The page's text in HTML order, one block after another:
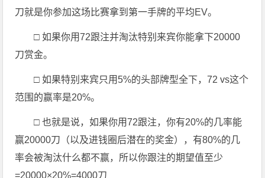
刀就是你参加这场比赛拿到第一手牌的平均EV。
□ 如果你用72跟注并淘汰特别来宾你能拿下20000
刀赏金。
□ 如果特别来宾只用5%的头部牌型全下，72 vs这个
范围的赢率是20%。
□ 也就是说，如果你用72跟注，你有20%的几率能
赢20000刀（以及进钱圈后潜在的奖金），有80%的几
率会被淘汰什么都不赢，所以你跟注的期望值至少
=20000×20%=4000刀